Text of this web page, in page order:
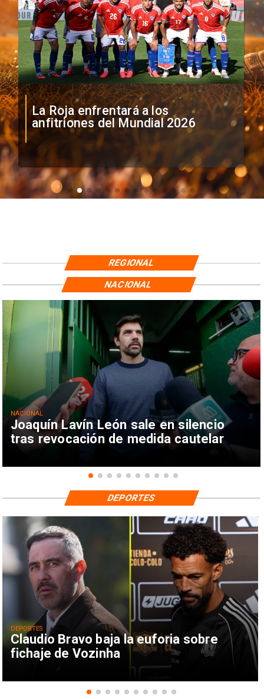
La Roja enfrentará a los
anfitriones del Mundial 2026
REGIONAL
Joaquín Lavín León sale en silencio
tras revocación de medida cautelar
NACIONAL
NACIONAL
Claudio Bravo baja la euforia sobre
fichaje de Vozinha
DEPORTES
DEPORTES